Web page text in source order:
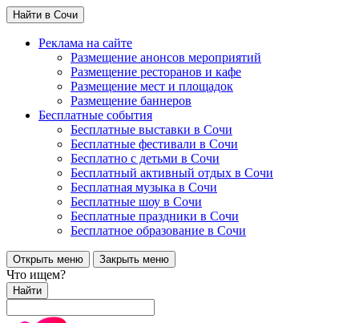
Найти в Сочи
Реклама на сайте
Размещение анонсов мероприятий
Размещение ресторанов и кафе
Размещение мест и площадок
Размещение баннеров
Бесплатные события
Бесплатные выставки в Сочи
Бесплатные фестивали в Сочи
Бесплатно с детьми в Сочи
Бесплатный активный отдых в Сочи
Бесплатная музыка в Сочи
Бесплатные шоу в Сочи
Бесплатные праздники в Сочи
Бесплатное образование в Сочи
Открыть меню Закрыть меню
Что ищем?
Найти